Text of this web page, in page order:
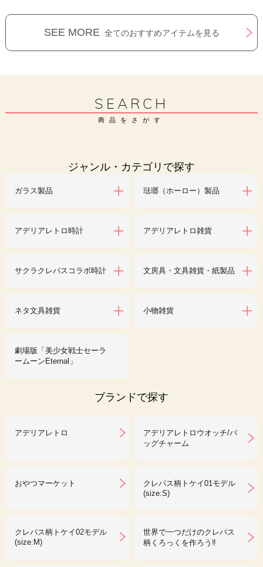
SEE MORE 全てのおすすめアイテムを見る
SEARCH
商品をさがす
ジャンル・カテゴリで探す
ガラス製品 琺瑯（ホーロー）製品
アデリアレトロ時計 アデリアレトロ雑貨
サクラクレパスコラボ時計 文房具・文具雑貨・紙製品
ネタ文具雑貨 小物雑貨
劇場版「美少女戦士セーラ
ームーンEternal」
ブランドで探す
アデリアレトロ
アデリアレトロウオッチ/バ
ッグチャーム
おやつマーケット
クレパス柄トケイ01モデル
(size:S)
クレパス柄トケイ02モデル
(size:M)
世界で一つだけのクレパス
柄くろっくを作ろう‼︎